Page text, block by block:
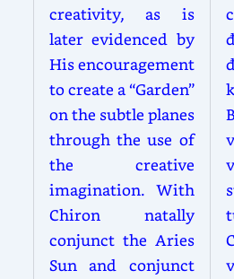
creativity, as is
later evidenced by
His encouragement
to create a “Garden”
on the subtle planes
through the use of
the creative
imagination. With
Chiron natally
conjunct the Aries
Sun and conjunct